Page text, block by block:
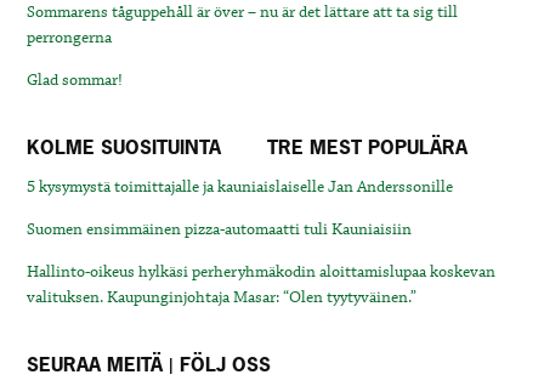
Sommarens tåguppehåll är över – nu är det lättare att ta sig till
perrongerna
Glad sommar!
KOLME SUOSITUINTA TRE MEST POPULÄRA
5 kysymystä toimittajalle ja kauniaislaiselle Jan Anderssonille
Suomen ensimmäinen pizza-automaatti tuli Kauniaisiin
Hallinto-oikeus hylkäsi perheryhmäkodin aloittamislupaa koskevan
valituksen. Kaupunginjohtaja Masar: “Olen tyytyväinen.”
SEURAA MEITÄ | FÖLJ OSS